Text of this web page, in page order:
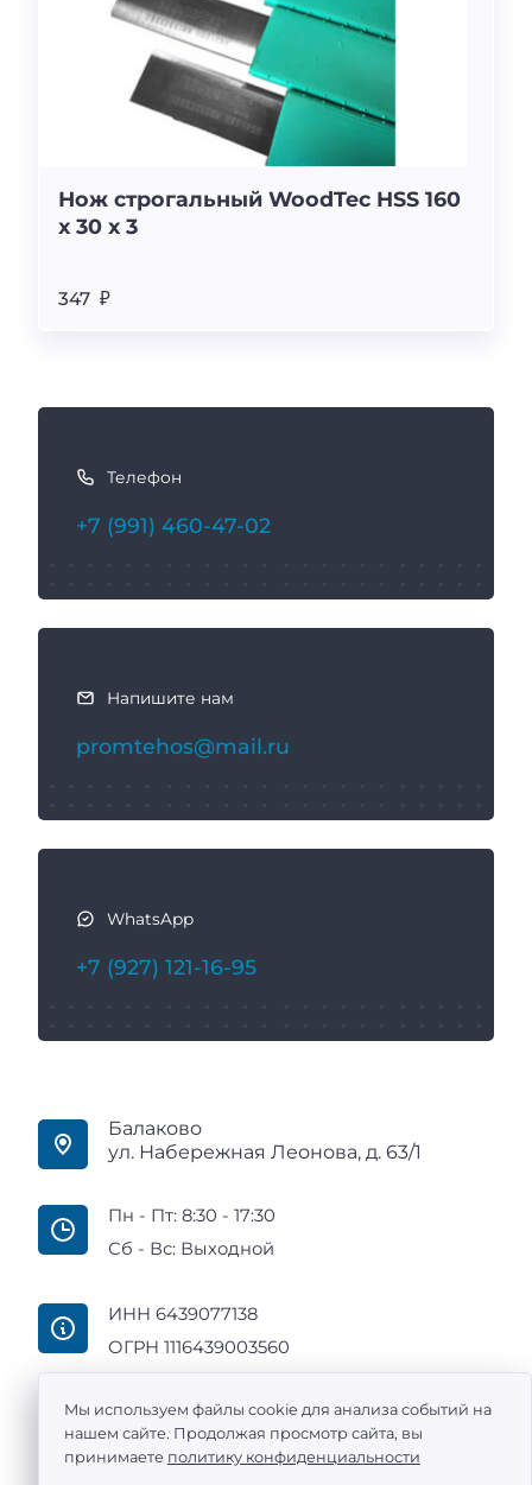
Нож строгальный WoodTec HSS 160
x 30 x 3
347 ₽
з
а
Телефон
+7 (991) 460-47-02
Напишите нам
promtehos@mail.ru
WhatsApp
+7 (927) 121-16-95
Балаково
ул. Набережная Леонова, д. 63/1
Пн - Пт: 8:30 - 17:30
Сб - Вс: Выходной
ИНН 6439077138
ОГРН 1116439003560
ООО «Промтехоснащение» — поставка
Мы используем файлы cookie для анализа событий на
нашем сайте. Продолжая просмотр сайта, вы
принимаете политику конфиденциальности